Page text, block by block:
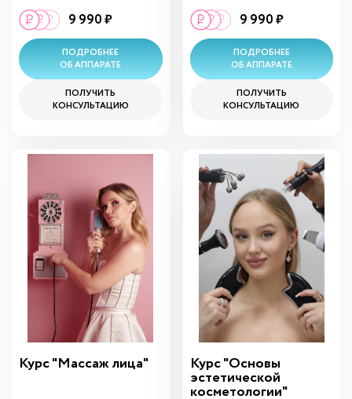
9 990 ₽
ПОДРОБНЕЕ
ОБ АППАРАТЕ
ПОЛУЧИТЬ
КОНСУЛЬТАЦИЮ
9 990 ₽
ПОДРОБНЕЕ
ОБ АППАРАТЕ
ПОЛУЧИТЬ
КОНСУЛЬТАЦИЮ
Курс "Массаж лица" Курс "Основы
эстетической
косметологии"